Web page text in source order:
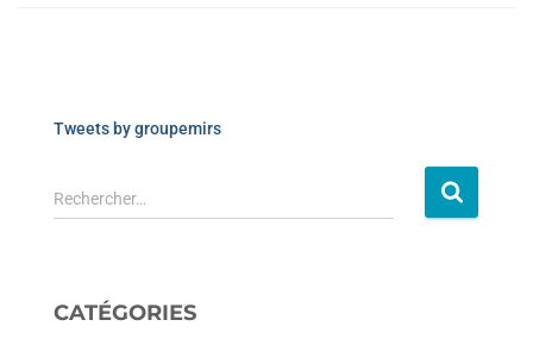
Tweets by groupemirs
Rechercher…
CATÉGORIES